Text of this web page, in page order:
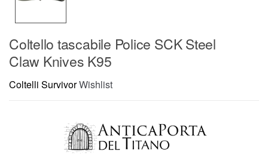
Coltello tascabile Police SCK Steel
Claw Knives K95
Coltelli SurvivorWishlist